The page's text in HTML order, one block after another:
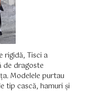
rigidă, Tisci a
de dragoste
Modelele purtau
tip cască, hamuri și